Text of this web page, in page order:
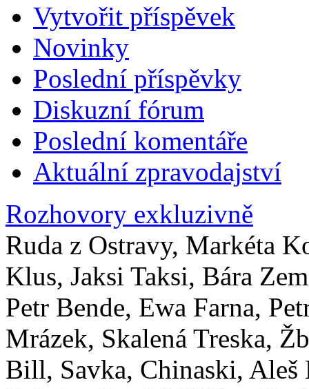
Vytvořit příspěvek
Novinky
Poslední příspěvky
Diskuzní fórum
Poslední komentáře
Aktuální zpravodajství
Rozhovory exkluzivně
Ruda z Ostravy, Markéta
Klus, Jaksi Taksi, Bára
Petr Bende, Ewa Farna,
Mrázek, Skalená Treska,
Bill, Savka, Chinaski,